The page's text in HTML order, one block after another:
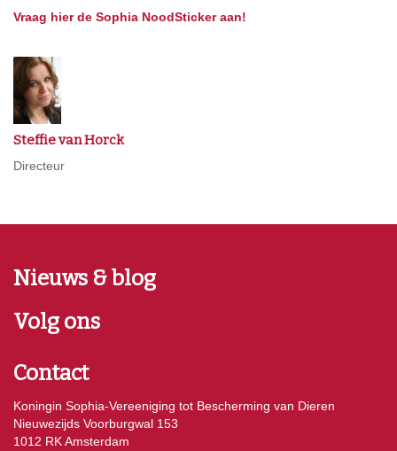
Vraag hier de Sophia NoodSticker aan!
Steffie van Horck
Directeur
Nieuws & blog
Volg ons
Contact
Koningin Sophia-Vereeniging tot Bescherming van Dieren
Nieuwezijds Voorburgwal 153
1012 RK Amsterdam